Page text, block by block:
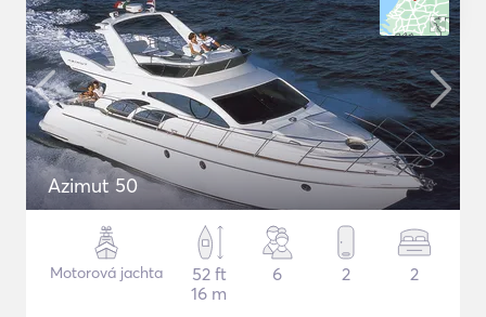
Azimut 50
Motorová jachta
52 ft
16 m
6 2 2